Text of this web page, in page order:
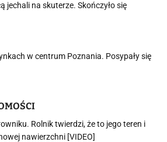
jechali na skuterze. Skończyło się
w centrum Poznania. Posypały się
Rolnik twierdzi, że to jego teren i
nawierzchni [VIDEO]